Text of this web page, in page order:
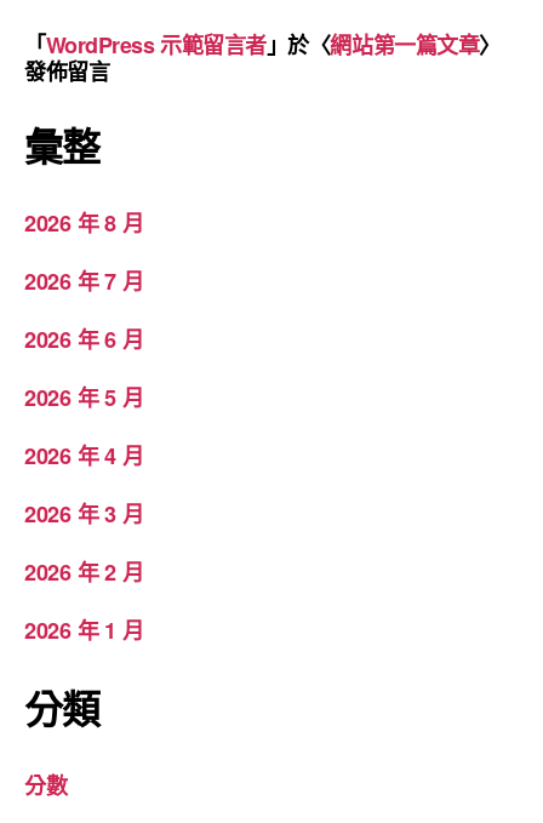
「WordPress 示範留言者」於〈網站第一篇文章〉
發佈留言
彙整
2026 年 8 月
2026 年 7 月
2026 年 6 月
2026 年 5 月
2026 年 4 月
2026 年 3 月
2026 年 2 月
2026 年 1 月
分類
分數